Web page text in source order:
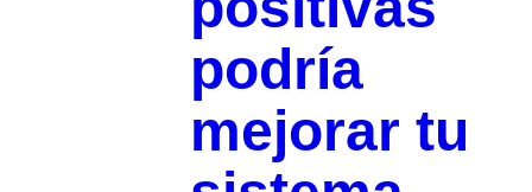
podría
mejorar tu